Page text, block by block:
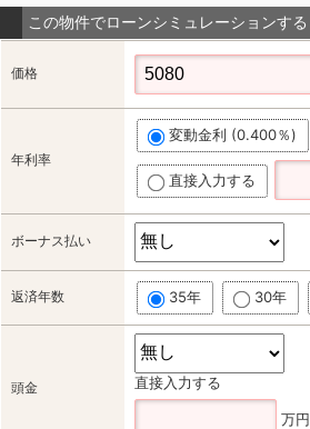
この物件でローンシミュレーションする
価格
年利率
変動金利 (0.400％)
直接入力する
ボーナス払い
返済年数 35年 30年
頭金 直接入力する
万円